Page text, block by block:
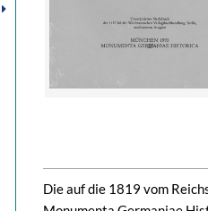
Die auf die 1819 vom